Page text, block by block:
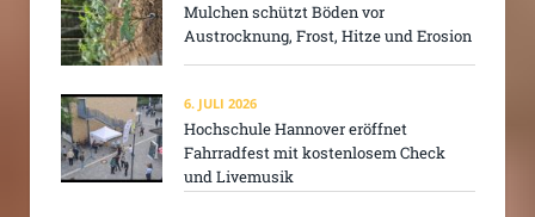
Mulchen schützt Böden vor
Austrocknung, Frost, Hitze und Erosion
6. JULI 2026
Hochschule Hannover eröffnet
Fahrradfest mit kostenlosem Check
und Livemusik